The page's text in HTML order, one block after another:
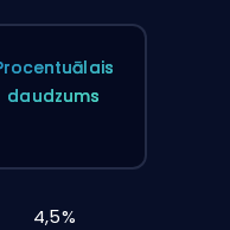
daudzums
4,5%